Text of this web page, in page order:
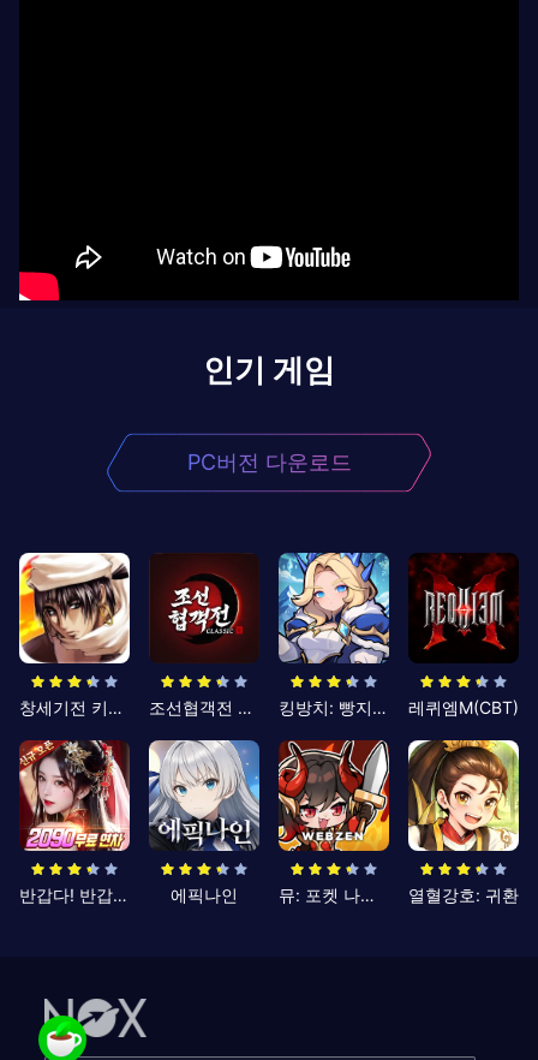
인기 게임
PC버전 다운로드
창세기전 키우기 조선협객전 클래식 킹방치: 빵지의 제왕 레퀴엠M(CBT)
반갑다! 반갑삼국지 에픽나인 뮤: 포켓 나이츠 열혈강호: 귀환